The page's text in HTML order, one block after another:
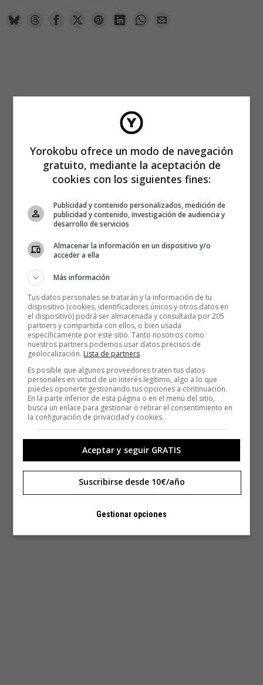
Yorokobu ofrece un modo de navegación
gratuito, mediante la aceptación de
cookies con los siguientes fines:
Publicidad y contenido personalizados, medición de
publicidad y contenido, investigación de audiencia y
desarrollo de servicios
Almacenar la información en un dispositivo y/o
acceder a ella
Más información
Tus datos personales se tratarán y la información de tu
dispositivo (cookies, identificadores únicos y otros datos en
el dispositivo) podrá ser almacenada y consultada por 205
partners y compartida con ellos, o bien usada
específicamente por este sitio. Tanto nosotros como
nuestros partners podemos usar datos precisos de
geolocalización. Lista de partners.
Es posible que algunos proveedores traten tus datos
personales en virtud de un interés legítimo, algo a lo que
puedes oponerte gestionando tus opciones a continuación.
En la parte inferior de esta página o en el menú del sitio,
busca un enlace para gestionar o retirar el consentimiento en
la configuración de privacidad y cookies.
Aceptar y seguir GRATIS
Suscribirse desde 10€/año
Gestionar opciones